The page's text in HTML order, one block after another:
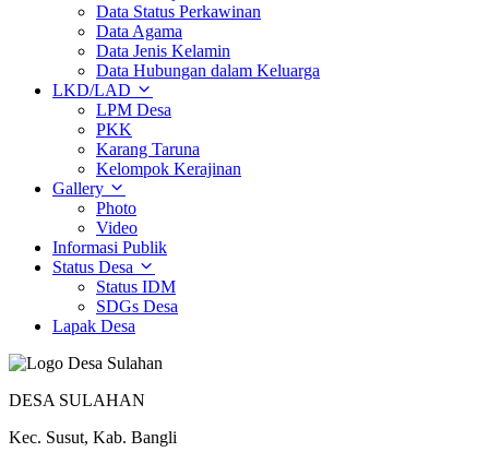
Data Status Perkawinan
Data Agama
Data Jenis Kelamin
Data Hubungan dalam Keluarga
LKD/LAD
LPM Desa
PKK
Karang Taruna
Kelompok Kerajinan
Gallery
Photo
Video
Informasi Publik
Status Desa
Status IDM
SDGs Desa
Lapak Desa
DESA SULAHAN
Kec. Susut, Kab. Bangli